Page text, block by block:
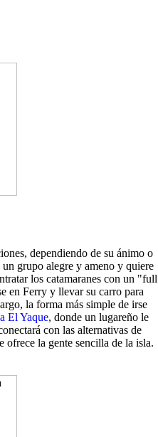
dependiendo de su ánimo o
grupo alegre y ameno y quiere
los catamaranes con un "full
en Ferry y llevar su carro para
la forma más simple de irse
El Yaque, donde un lugareño le
con las alternativas de
ofrece la gente sencilla de la isla.